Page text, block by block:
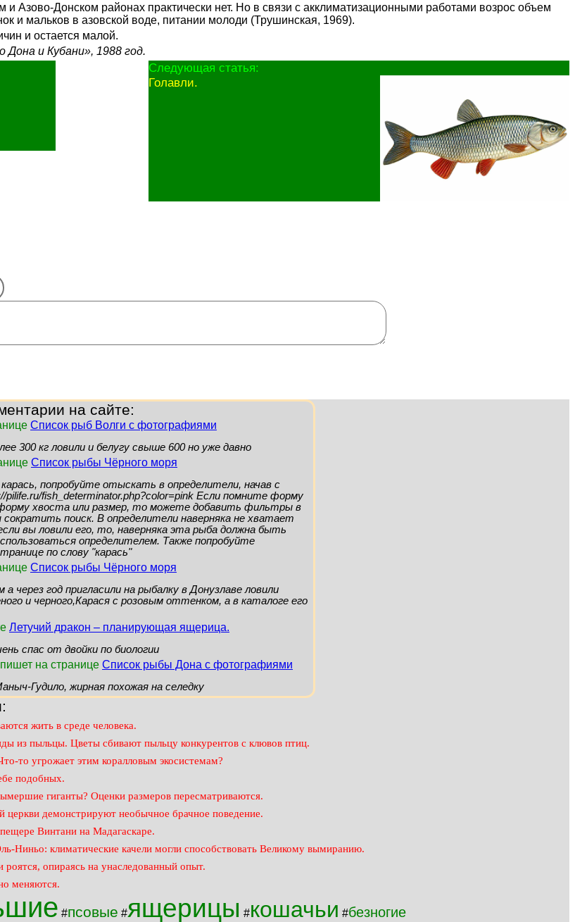
Азово-Донском районах практически нет. Но в связи с акклиматизационными работами возрос объем
и мальков в азовской воде, питании молоди (Трушинская, 1969).
и остается малой.
и Кубани», 1988 год.
Следующая статья:
Голавли.
на сайте:
Список рыб Волги с фотографиями
300 кг ловили и белугу свыше 600 но уже давно
Список рыбы Чёрного моря
попробуйте отыскать в определители, начав с
pilife.ru/fish_determinator.php?color=pink Если помните форму
хвоста или размер, то можете добавить фильтры в
поиск. В определители наверняка не хватает
вы ловили его, то, наверняка эта рыба должна быть
определителем. Также попробуйте
по слову "карась"
Список рыбы Чёрного моря
через год пригласили на рыбалку в Донузлаве ловили
и черного,Карася с розовым оттенком, а в каталоге его
Летучий дракон – планирующая ящерица.
спас от двойки по биологии
на странице Список рыбы Дона с фотографиями
Гудило, жирная похожая на селедку
жить в среде человека.
из пыльцы. Цветы сбивают пыльцу конкурентов с клювов птиц.
то угрожает этим коралловым экосистемам?
подобных.
гиганты? Оценки размеров пересматриваются.
церкви демонстрируют необычное брачное поведение.
Винтани на Мадагаскаре.
Ниньо: климатические качели могли способствовать Великому вымиранию.
опираясь на унаследованный опыт.
меняются.
#псовые #ящерицы #кошачьи #безногие